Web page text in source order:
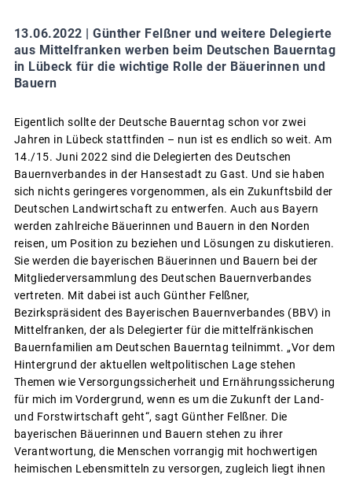
13.06.2022 | Günther Felßner und weitere Delegierte
aus Mittelfranken werben beim Deutschen Bauerntag
in Lübeck für die wichtige Rolle der Bäuerinnen und
Bauern
Eigentlich sollte der Deutsche Bauerntag schon vor zwei
Jahren in Lübeck stattfinden – nun ist es endlich so weit. Am
14./15. Juni 2022 sind die Delegierten des Deutschen
Bauernverbandes in der Hansestadt zu Gast. Und sie haben
sich nichts geringeres vorgenommen, als ein Zukunftsbild der
Deutschen Landwirtschaft zu entwerfen. Auch aus Bayern
werden zahlreiche Bäuerinnen und Bauern in den Norden
reisen, um Position zu beziehen und Lösungen zu diskutieren.
Sie werden die bayerischen Bäuerinnen und Bauern bei der
Mitgliederversammlung des Deutschen Bauernverbandes
vertreten. Mit dabei ist auch Günther Felßner,
Bezirkspräsident des Bayerischen Bauernverbandes (BBV) in
Mittelfranken, der als Delegierter für die mittelfränkischen
Bauernfamilien am Deutschen Bauerntag teilnimmt. „Vor dem
Hintergrund der aktuellen weltpolitischen Lage stehen
Themen wie Versorgungssicherheit und Ernährungssicherung
für mich im Vordergrund, wenn es um die Zukunft der Land-
und Forstwirtschaft geht“, sagt Günther Felßner. Die
bayerischen Bäuerinnen und Bauern stehen zu ihrer
Verantwortung, die Menschen vorrangig mit hochwertigen
heimischen Lebensmitteln zu versorgen, zugleich liegt ihnen